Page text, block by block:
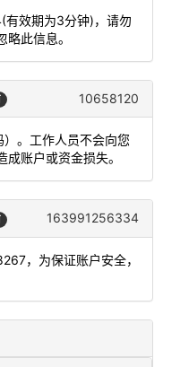
有效期为3分钟)，请勿
此信息。
10658120
。工作人员不会向您
账户或资金损失。
163991256334
，为保证账户安全，